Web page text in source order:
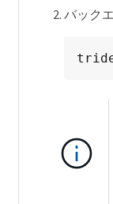
バック